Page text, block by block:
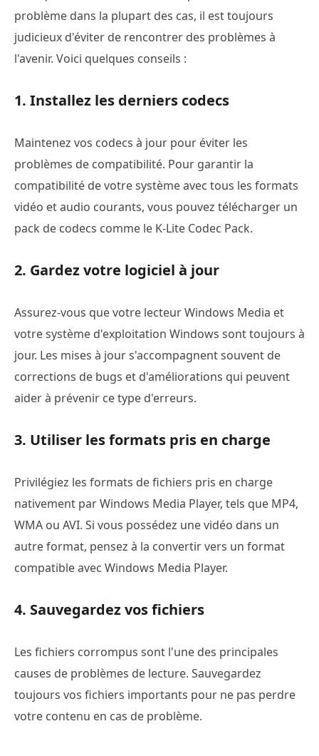
problème dans la plupart des cas, il est toujours
judicieux d'éviter de rencontrer des problèmes à
l'avenir. Voici quelques conseils :
1. Installez les derniers codecs
Maintenez vos codecs à jour pour éviter les
problèmes de compatibilité. Pour garantir la
compatibilité de votre système avec tous les formats
vidéo et audio courants, vous pouvez télécharger un
pack de codecs comme le K-Lite Codec Pack.
2. Gardez votre logiciel à jour
Assurez-vous que votre lecteur Windows Media et
votre système d'exploitation Windows sont toujours à
jour. Les mises à jour s'accompagnent souvent de
corrections de bugs et d'améliorations qui peuvent
aider à prévenir ce type d'erreurs.
3. Utiliser les formats pris en charge
Privilégiez les formats de fichiers pris en charge
nativement par Windows Media Player, tels que MP4,
WMA ou AVI. Si vous possédez une vidéo dans un
autre format, pensez à la convertir vers un format
compatible avec Windows Media Player.
4. Sauvegardez vos fichiers
Les fichiers corrompus sont l'une des principales
causes de problèmes de lecture. Sauvegardez
toujours vos fichiers importants pour ne pas perdre
votre contenu en cas de problème.